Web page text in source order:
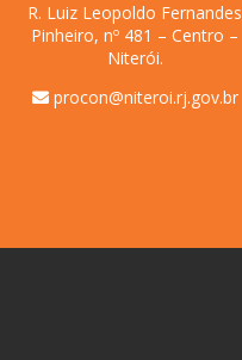
R. Luiz Leopoldo Fernandes
Pinheiro, nº 481 – Centro –
Niterói.
procon@niteroi.rj.gov.br